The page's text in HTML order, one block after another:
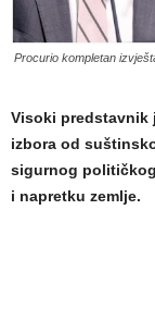
Procurio kompletan
Visoki predstavnik
izbora od
sigurnog
i napretku zemlje.